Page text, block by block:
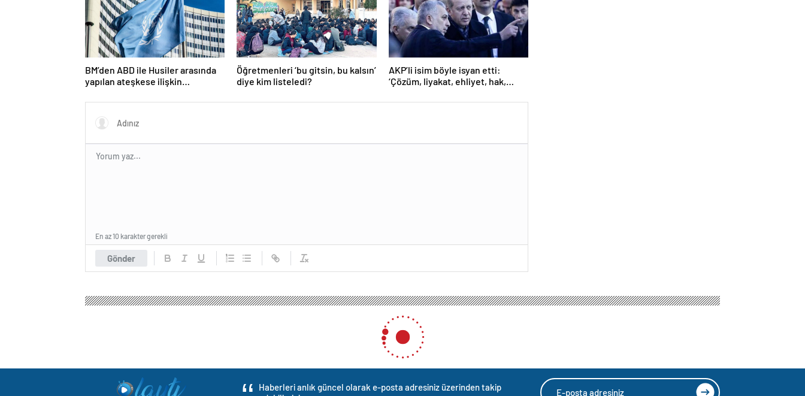
BM’den ABD ile Husiler arasında
yapılan ateşkese ilişkin
Öğretmenleri ‘bu gitsin, bu kalsın’
diye kim listeledi?
AKP’li isim böyle isyan etti:
‘Çözüm, liyakat, ehliyet, hak,
Gönder
En az 10 karakter gerekli
Haberleri anlık güncel olarak e-posta adresiniz üzerinden takip